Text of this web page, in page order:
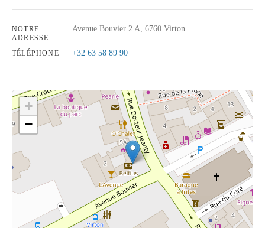
NOTRE
ADRESSE
Avenue Bouvier 2 A, 6760 Virton
TÉLÉPHONE +32 63 58 89 90
Cliquez sur le bouton pour afficher la carte.
Voir la carte
+
−